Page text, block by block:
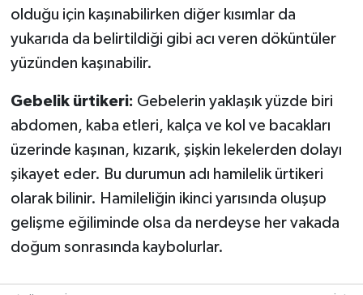
olduğu için kaşınabilirken diğer kısımlar da
yukarıda da belirtildiği gibi acı veren döküntüler
yüzünden kaşınabilir.
Gebelik ürtikeri: Gebelerin yaklaşık yüzde biri
abdomen, kaba etleri, kalça ve kol ve bacakları
üzerinde kaşınan, kızarık, şişkin lekelerden dolayı
şikayet eder. Bu durumun adı hamilelik ürtikeri
olarak bilinir. Hamileliğin ikinci yarısında oluşup
gelişme eğiliminde olsa da nerdeyse her vakada
doğum sonrasında kaybolurlar.